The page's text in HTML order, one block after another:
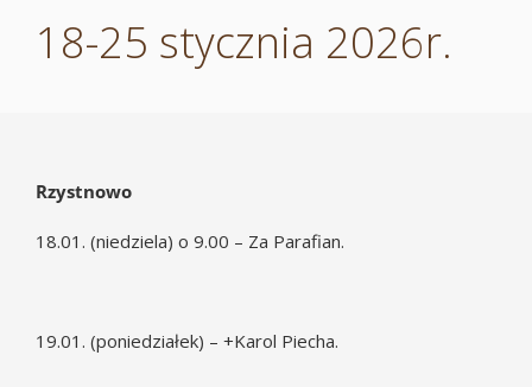
18-25 stycznia 2026r.
Rzystnowo
18.01. (niedziela) o 9.00 – Za Parafian.
19.01. (poniedziałek) – +Karol Piecha.